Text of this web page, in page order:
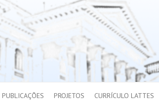
PUBLICAÇÕES PROJETOS CURRÍCULO LATTES